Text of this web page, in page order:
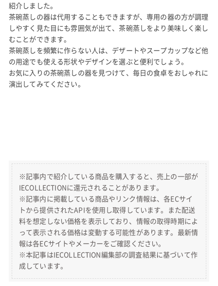
紹介しました。
茶碗蒸しの器は代用することもできますが、専用の器の方が調理
しやすく見た目にも雰囲気が出て、茶碗蒸しをより美味しく楽し
むことができます。
茶碗蒸しを頻繁に作らない人は、デザートやスープカップなど他
の用途でも使える形状やデザインを選ぶと便利でしょう。
お気に入りの茶碗蒸しの器を見つけて、毎日の食卓をおしゃれに
演出してみてください。
※記事内で紹介している商品を購入すると、売上の一部が
IECOLLECTIONに還元されることがあります。
※記事内に掲載している商品やリンク情報は、各ECサイ
トから提供されたAPIを使用し取得しています。また配送
料を想定しない価格を表示しており、情報の取得時期によ
って表示される価格は変動する可能性があります。最新情
報は各ECサイトやメーカーをご確認ください。
※本記事はIECOLLECTION編集部の調査結果に基づいて作
成しています。